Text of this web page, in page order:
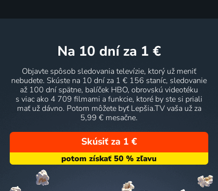
na 10 dní za 1 €
Objavte spôsob sledovania televízie, ktorý už meniť
nebudete. Skúste na 10 dní za 1 € 156 staníc, sledovanie
až 100 dní spätne, balíček HBO, obrovskú videotéku
s viac ako 4 709 filmami a funkcie, ktoré by ste si priali
mať už dávno. Potom môžete byť Lepšia.TV vaša už za
5,99 € mesačne.
Skúsiť za 1 €